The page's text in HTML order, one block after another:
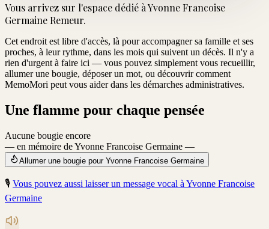
Vous arrivez sur l'espace dédié àYvonne Francoise
Germaine Remeur.
Cet endroit est libre d'accès, là pour accompagner sa famille et ses
proches, à leur rythme, dans les mois qui suivent un décès. Il n'y a
rien d'urgent à faire ici — vous pouvez simplement vous recueillir,
allumer une bougie, déposer un mot, ou découvrir comment
MemoMori peut vous aider dans les démarches administratives.
Une flamme pour chaque pensée
Aucune bougie encore
— en mémoire de Yvonne Francoise Germaine —
Allumer une bougie pour Yvonne Francoise Germaine
🎙️ Vous pouvez aussi laisser un message vocal à Yvonne Francoise
Germaine